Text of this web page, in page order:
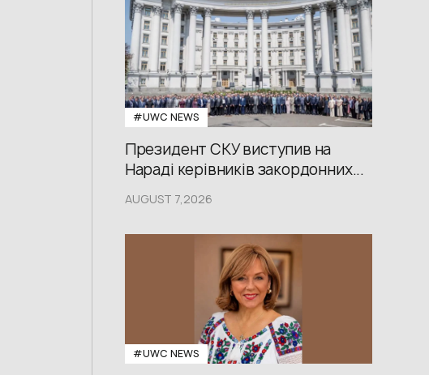
#UWС NEWS
Президент СКУ виступив на
Нараді керівників закордонних...
AUGUST 7,2026
#UWС NEWS